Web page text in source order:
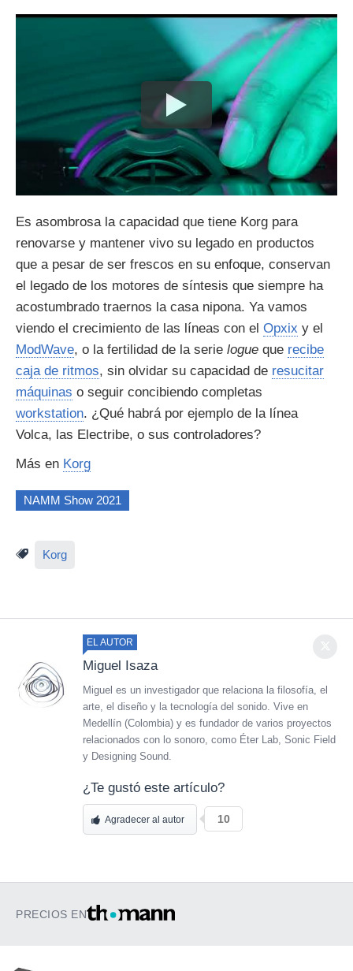
Es asombrosa la capacidad que tiene Korg para
renovarse y mantener vivo su legado en productos
que a pesar de ser frescos en su enfoque, conservan
el legado de los motores de síntesis que siempre ha
acostumbrado traernos la casa nipona. Ya vamos
viendo el crecimiento de las líneas con el Opxix y el
ModWave, o la fertilidad de la serie logue que recibe
caja de ritmos, sin olvidar su capacidad de resucitar
máquinas o seguir concibiendo completas
workstation. ¿Qué habrá por ejemplo de la línea
Volca, las Electribe, o sus controladores?
Más en Korg
NAMM Show 2021
Korg
EL AUTOR
Miguel Isaza
Miguel es un investigador que relaciona la filosofía, el
arte, el diseño y la tecnología del sonido. Vive en
Medellín (Colombia) y es fundador de varios proyectos
relacionados con lo sonoro, como Éter Lab, Sonic Field
y Designing Sound.
¿Te gustó este artículo?
Agradecer al autor 10
PRECIOS EN